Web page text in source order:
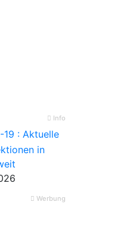
Info
19 : Aktuelle
in
Werbung